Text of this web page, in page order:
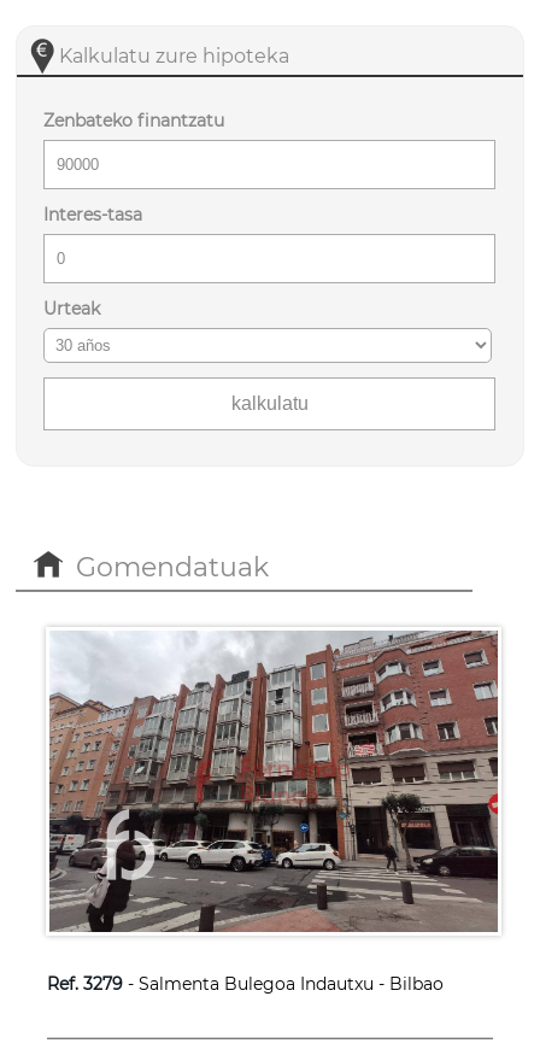
Kalkulatu zure hipoteka
Zenbateko finantzatu
Interes-tasa
Urteak
Gomendatuak
Ref. 3279- Salmenta Bulegoa Indautxu - Bilbao